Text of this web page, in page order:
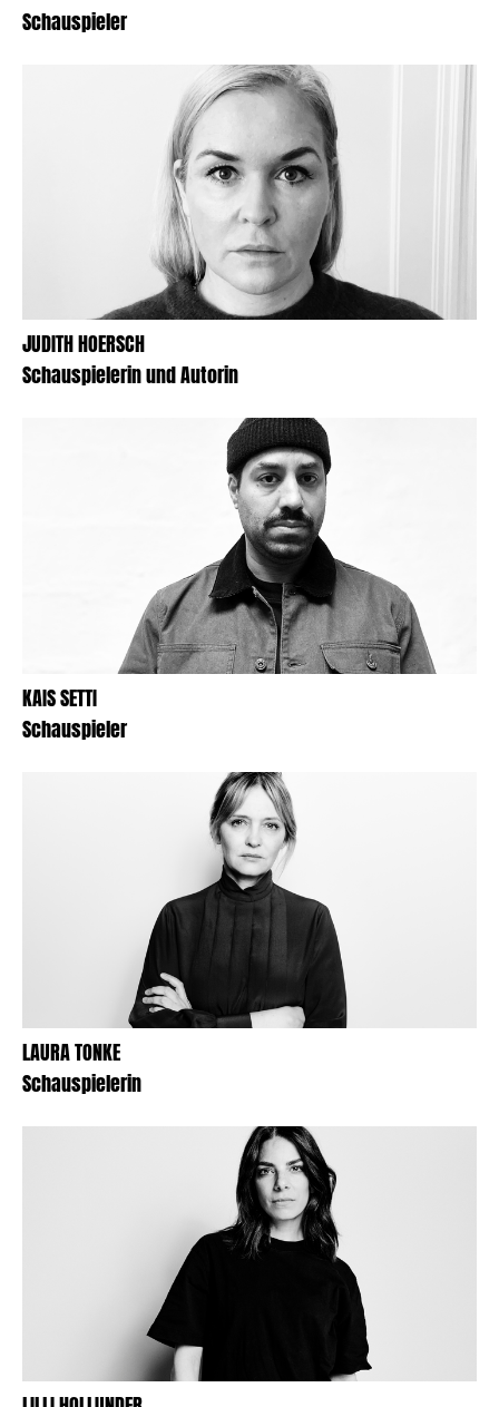
Schauspieler
JUDITH HOERSCH
Schauspielerin und Autorin
KAIS SETTI
Schauspieler
LAURA TONKE
Schauspielerin